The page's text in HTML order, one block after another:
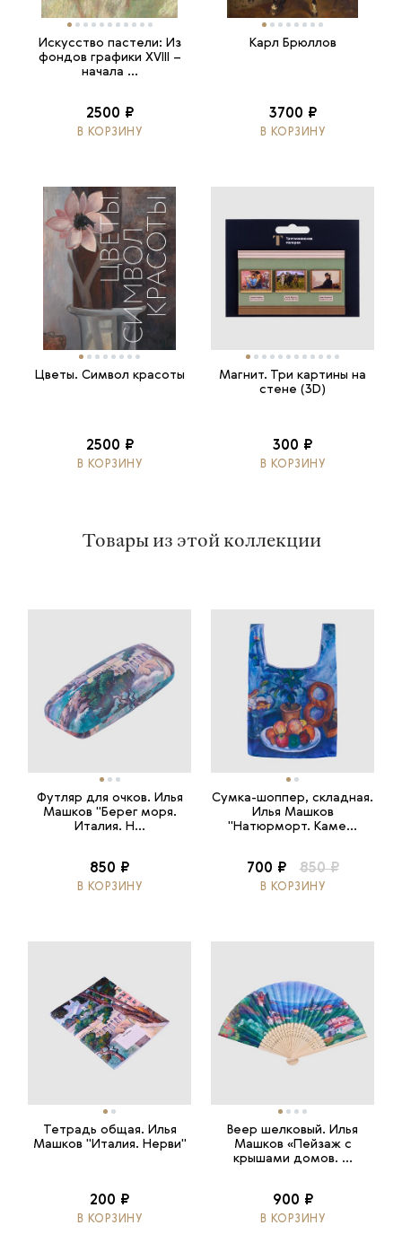
Искусство пастели: Из
фондов графики XVIII –
начала ...
2500 ₽
В КОРЗИНУ
Карл Брюллов
3700 ₽
В КОРЗИНУ
Цветы. Символ красоты
2500 ₽
В КОРЗИНУ
Магнит. Три картины на
стене (3D)
300 ₽
В КОРЗИНУ
Товары из этой коллекции
Футляр для очков. Илья
Машков "Берег моря.
Италия. Н...
850 ₽
В КОРЗИНУ
Сумка-шоппер, складная.
Илья Машков
"Натюрморт. Каме...
700 ₽ 850 ₽
В КОРЗИНУ
Тетрадь общая. Илья
Машков "Италия. Нерви"
200 ₽
В КОРЗИНУ
Веер шелковый. Илья
Машков «Пейзаж с
крышами домов. ...
900 ₽
В КОРЗИНУ